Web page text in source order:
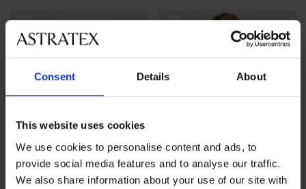
Consent Details About
This website uses cookies
We use cookies to personalise content and ads, to
provide social media features and to analyse our traffic.
We also share information about your use of our site with